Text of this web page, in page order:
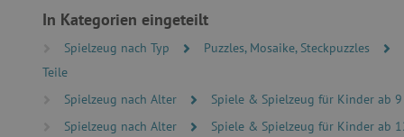
In Kategorien eingeteilt
Spielzeug nach Typ Puzzles, Mosaike, Steckpuzzles
Teile
Spielzeug nach Alter
Spiele & Spielzeug für Kinder ab 9
Spielzeug nach Alter
Spiele & Spielzeug für Kinder ab